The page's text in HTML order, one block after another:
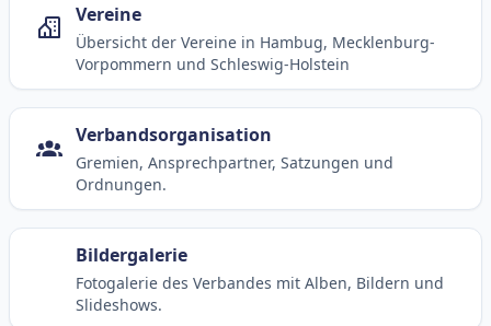
Vereine
Übersicht der Vereine in Hambug, Mecklenburg-
Vorpommern und Schleswig-Holstein
Verbandsorganisation
Gremien, Ansprechpartner, Satzungen und
Ordnungen.
Bildergalerie
Fotogalerie des Verbandes mit Alben, Bildern und
Slideshows.